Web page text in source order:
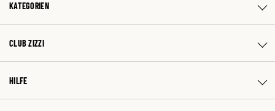
KATEGORIEN
CLUB ZIZZI
HILFE